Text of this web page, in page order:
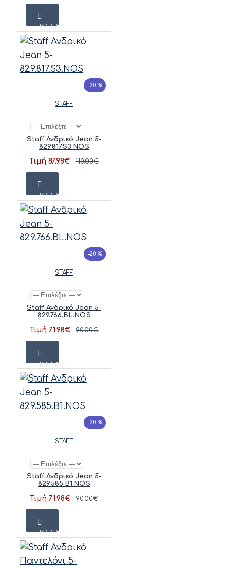
ΚΑΛΆΘΙ
-20 %
STAFF
Staff Ανδρικό Jean 5-
829.817.S3.NOS
Τιμή 87.98€ 110.00€
ΚΑΛΆΘΙ
-20 %
STAFF
Staff Ανδρικό Jean 5-
829.766.BL.NOS
Τιμή 71.98€ 90.00€
ΚΑΛΆΘΙ
-20 %
STAFF
Staff Ανδρικό Jean 5-
829.585.B1.NOS
Τιμή 71.98€ 90.00€
ΚΑΛΆΘΙ